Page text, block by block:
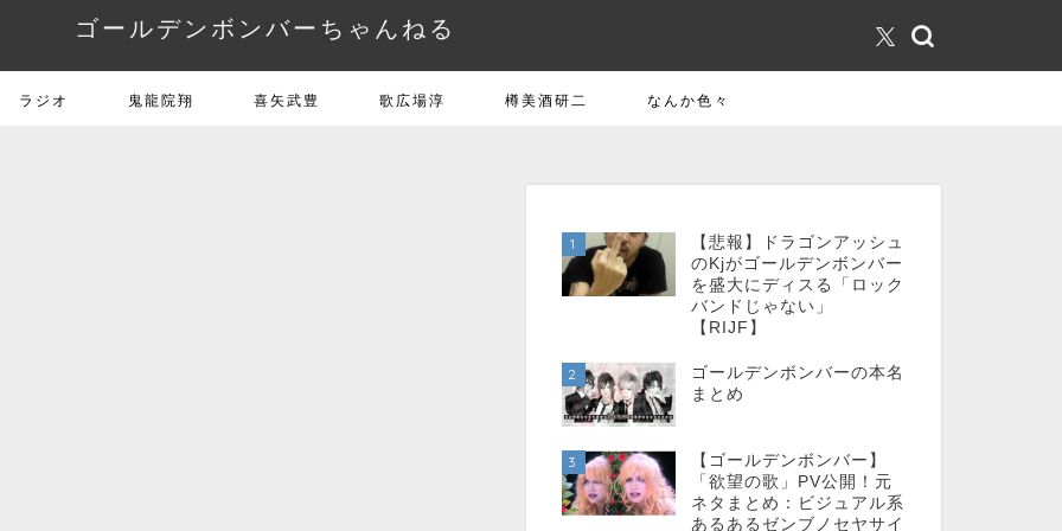
ゴールデンボンバーちゃんねる
ラジオ 鬼龍院翔 喜矢武豊 歌広場淳 樽美酒研二 なんか色々
1
【悲報】ドラゴンアッシュ
のKjがゴールデンボンバー
を盛大にディスる「ロック
バンドじゃない」
【RIJF】
2
ゴールデンボンバーの本名
まとめ
3
【ゴールデンボンバー】
「欲望の歌」PV公開！元
ネタまとめ：ビジュアル系
あるあるゼンブノセヤサイ